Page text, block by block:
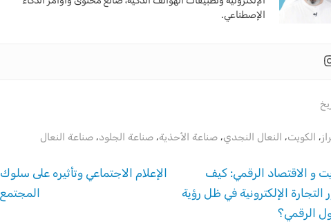
الإصطناعي.
, الكويت, النعال النجدي, صناعة الأحذية, صناعة الجلود, صناعة النعال
و الاقتصاد الرقمي: كيف
التجارة الإلكترونية في ظل رؤية
الرقمي؟
N
الإعلام الاجتماعي وتأثيره على سلوك
المجتمع